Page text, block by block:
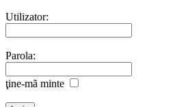
Utilizator:
Parola:
ţine-mã minte